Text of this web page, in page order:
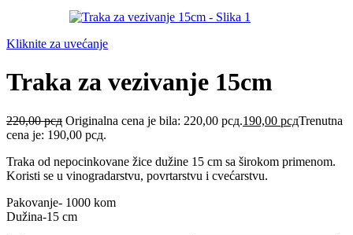
Kliknite za uvećanje
Traka za vezivanje 15cm
220,00рсд Originalna cena je bila: 220,00 рсд.190,00 рсдTrenutna
cena je: 190,00 рсд.
Traka od nepocinkovane žice dužine 15 cm sa širokom primenom.
Koristi se u vinogradarstvu, povrtarstvu i cvećarstvu.
Pakovanje- 1000 kom
Dužina-15 cm